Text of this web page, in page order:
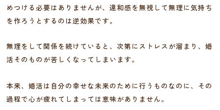
めつける必要はありませんが、違和感を無視して無理に気持ち
を作ろうとするのは逆効果です。
無理をして関係を続けていると、次第にストレスが溜まり、婚
活そのものが苦しくなってしまいます。
本来、婚活は自分の幸せな未来のために行うものなのに、その
過程で心が疲れてしまっては意味がありません。